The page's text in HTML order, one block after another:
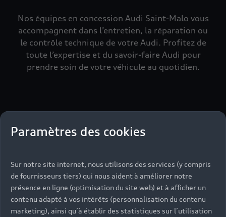
Nos équipes en concession Audi Saint-Malo vous
accompagnent dans l’entretien, la réparation ou
le contrôle technique de votre Audi. Profitez de
toute l’expertise et du savoir-faire Audi pour
prendre soin de votre véhicule au quotidien.
Paramètres des cookies
Sur notre site internet, nous utilisons des services (y compris
de fournisseurs tiers) qui nous aident à améliorer notre
présence en ligne (optimisation du site web) et à afficher un
contenu adapté à vos intérêts (personnalisation du contenu
marketing), ainsi qu’à établir des statistiques sur l’utilisation